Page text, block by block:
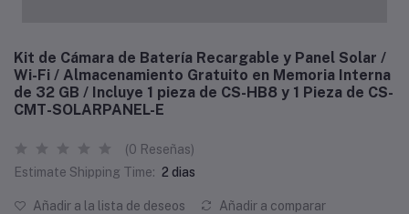
Kit de Cámara de Batería Recargable y Panel Solar /
Wi-Fi / Almacenamiento Gratuito en Memoria Interna
de 32 GB / Incluye 1 pieza de CS-HB8 y 1 Pieza de CS-
CMT-SOLARPANEL-E
(0 Reseñas)
Estimate Shipping Time: 2 dias
Añadir a la lista de deseos Añadir a comparar